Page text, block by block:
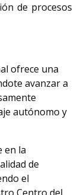
de procesos
ofrece una
avanzar a
autónomo y
en la
de
el